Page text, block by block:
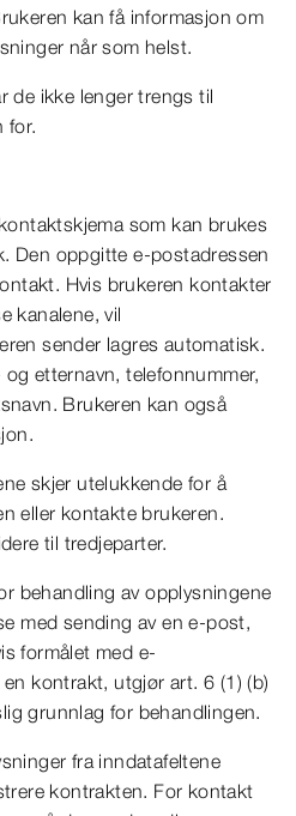
kan få informasjon om
når som helst.
de ikke lenger trengs til
for.
som kan brukes
Den oppgitte e-postadressen
Hvis brukeren kontakter
kanalene, vil
sender lagres automatisk.
etternavn, telefonnummer,
Brukeren kan også
skjer utelukkende for å
eller kontakte brukeren.
til tredjeparter.
behandling av opplysningene
med sending av en e-post,
formålet med e-
kontrakt, utgjør art. 6 (1) (b)
grunnlag for behandlingen.
fra inndatafeltene
kontrakten. For kontakt